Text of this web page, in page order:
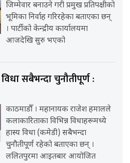
जिम्मेवार बनाउने गरी प्रमुख प्रतिपक्षीको
भूमिका निर्वाह गरिरहेका बताएका छन्
। पार्टीको केन्द्रीय कार्यालयमा
आजदेखि सुरु भएको
सबैभन्दा चुनौतीपूर्ण :
काठमाडौँ । महानायक राजेश हमालले
कलाकारिताका विभिन्न विधाहरूमध्ये
हास्य विधा (कमेडी) सबैभन्दा
चुनौतीपूर्ण रहेको बताएका छन् ।
ललितपुरमा आइतबार आयोजित